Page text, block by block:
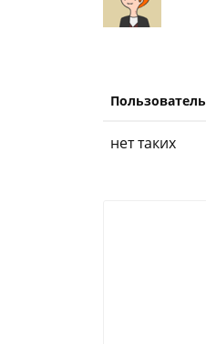
Пользователь
нет таких